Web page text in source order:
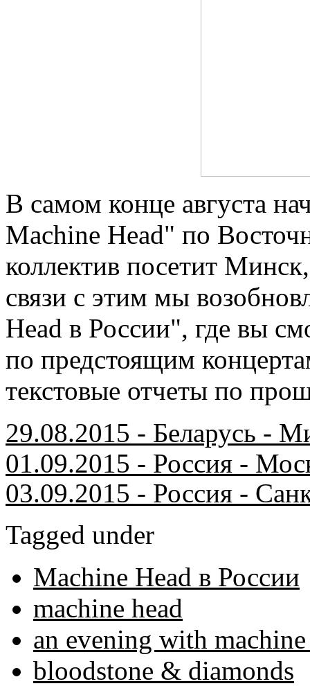
В самом конце августа
Machine Head" по
коллектив посетит
связи с этим мы
Head в России", где вы
по предстоящим
текстовые отчеты по
29.08.2015 - Беларусь -
01.09.2015 - Россия -
03.09.2015 - Россия -
Tagged under
Machine Head в России
machine head
an evening with machine
bloodstone & diamonds